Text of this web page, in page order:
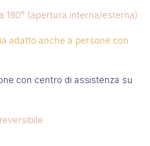
180° (apertura interna/esterna)
adatto anche a persone con
con centro di assistenza su